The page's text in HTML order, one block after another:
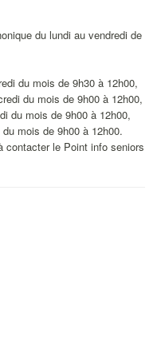
du lundi au vendredi de
du mois de 9h30 à 12h00,
du mois de 9h00 à 12h00,
du mois de 9h00 à 12h00,
mois de 9h00 à 12h00.
contacter le Point info seniors